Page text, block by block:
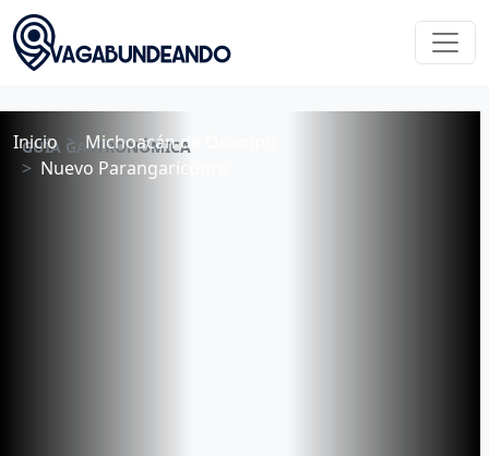
Inicio
Michoacán de Ocampo
Nuevo Parangaricutiro
GUÍA GASTRONÓMICA